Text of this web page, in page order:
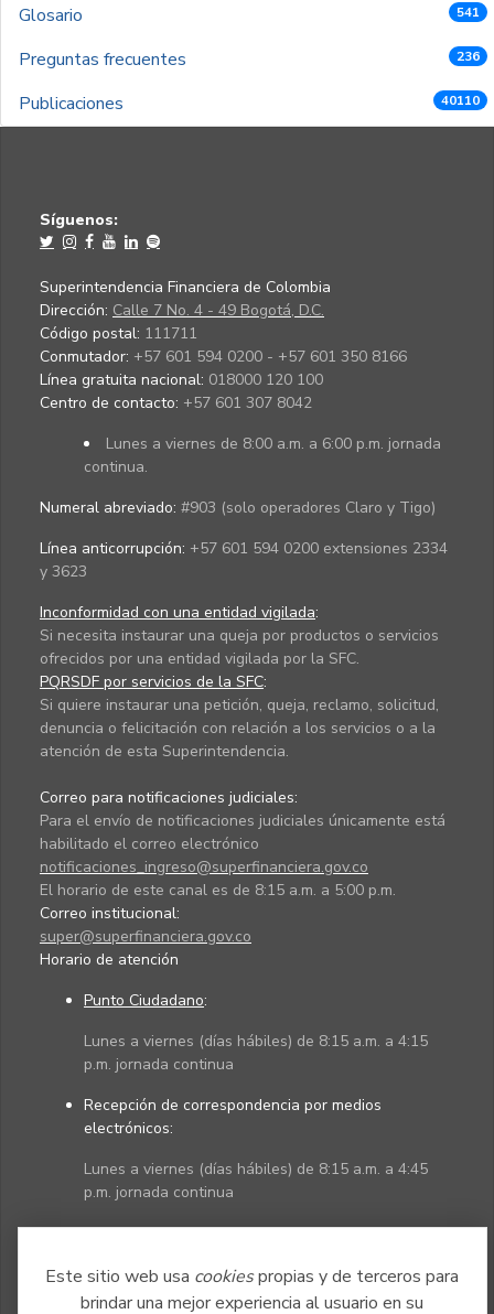
Este sitio web usa cookiespropias y de terceros para
brindar una mejor experiencia al usuario en su
Glosario 541
Preguntas frecuentes 236
Publicaciones 40110
Síguenos:
Superintendencia Financiera de Colombia
Dirección: Calle 7 No. 4 - 49 Bogotá, D.C.
Código postal: 111711
Conmutador: +57 601 594 0200 - +57 601 350 8166
Línea gratuita nacional: 018000 120 100
Centro de contacto: +57 601 307 8042
Lunes a viernes de 8:00 a.m. a 6:00 p.m. jornada
continua.
Numeral abreviado: #903 (solo operadores Claro y Tigo)
Línea anticorrupción: +57 601 594 0200 extensiones 2334
y 3623
Inconformidad con una entidad vigilada:
Si necesita instaurar una queja por productos o servicios
ofrecidos por una entidad vigilada por la SFC.
PQRSDF por servicios de la SFC:
Si quiere instaurar una petición, queja, reclamo, solicitud,
denuncia o felicitación con relación a los servicios o a la
atención de esta Superintendencia.
Correo para notificaciones judiciales:
Para el envío de notificaciones judiciales únicamente está
habilitado el correo electrónico
notificaciones_ingreso@superfinanciera.gov.co
El horario de este canal es de 8:15 a.m. a 5:00 p.m.
Correo institucional:
super@superfinanciera.gov.co
Horario de atención
Punto Ciudadano:
Lunes a viernes (días hábiles) de 8:15 a.m. a 4:15
p.m. jornada continua
Recepción de correspondencia por medios
electrónicos:
Lunes a viernes (días hábiles) de 8:15 a.m. a 4:45
p.m. jornada continua